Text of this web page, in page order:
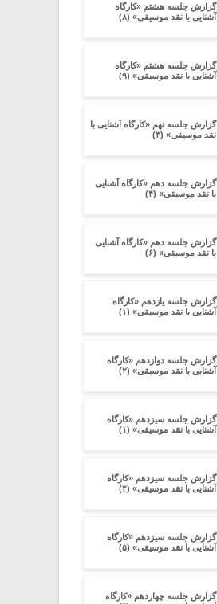
گزارش جلسه هشتم «کارگاه
آشنایی با نقد موسیقی» (۸)
گزارش جلسه هشتم «کارگاه
آشنایی با نقد موسیقی» (۹)
گزارش جلسه نهم «کارگاه آشنایی با
نقد موسیقی» (۳)
گزارش جلسه دهم «کارگاه آشنایی
با نقد موسیقی» (۴)
گزارش جلسه دهم «کارگاه آشنایی
با نقد موسیقی» (۶)
گزارش جلسه یازدهم «کارگاه
آشنایی با نقد موسیقی» (۱)
گزارش جلسه دوازدهم «کارگاه
آشنایی با نقد موسیقی» (۲)
گزارش جلسه سیزدهم «کارگاه
آشنایی با نقد موسیقی» (۱)
گزارش جلسه سیزدهم «کارگاه
آشنایی با نقد موسیقی» (۴)
گزارش جلسه سیزدهم «کارگاه
آشنایی با نقد موسیقی» (۵)
گزارش جلسه چهاردهم «کارگاه